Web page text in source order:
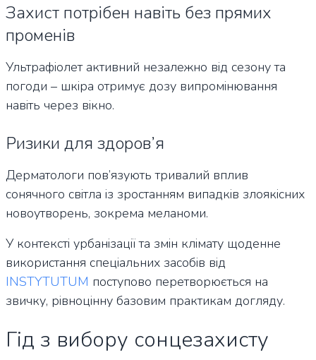
Захист потрібен навіть без прямих
променів
Ультрафіолет активний незалежно від сезону та
погоди – шкіра отримує дозу випромінювання
навіть через вікно.
Ризики для здоров’я
Дерматологи пов’язують тривалий вплив
сонячного світла із зростанням випадків злоякісних
новоутворень, зокрема меланоми.
У контексті урбанізації та змін клімату щоденне
використання спеціальних засобів від
INSTYTUTUM поступово перетворюється на
звичку, рівноцінну базовим практикам догляду.
Гід з вибору сонцезахисту